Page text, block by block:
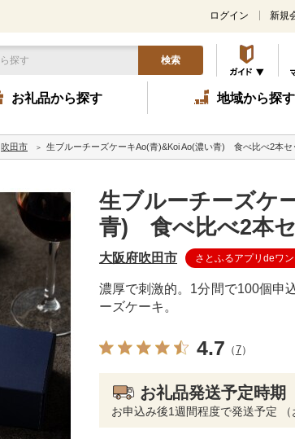
ログイン 新規
検索
お礼品から探す 地域から探す
吹田市 生ブルーチーズケーキAo(青)&Koi Ao(濃い青) 食べ比べ2本セ
生ブルーチーズケ
青) 食べ比べ2本
大阪府吹田市 さとふるアプリdeワ
濃厚で刺激的。1分間で100個申
ーズケーキ。
4.7 （7）
お礼品発送予定時期
お申込み後1週間程度で発送予定 （